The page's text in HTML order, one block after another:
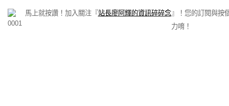
馬上就按讚！加入關注『站長廖阿輝的資訊碎碎念』！您的訂閱與按
力唷！